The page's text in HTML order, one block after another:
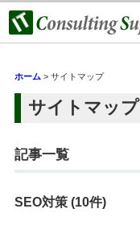
ホーム > サイトマップ
サイトマップ
記事一覧
SEO対策 (10件)